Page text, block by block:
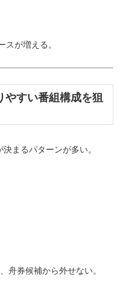
スが増える。
すい番組構成を狙
まるパターンが多い。
舟券候補から外せない。